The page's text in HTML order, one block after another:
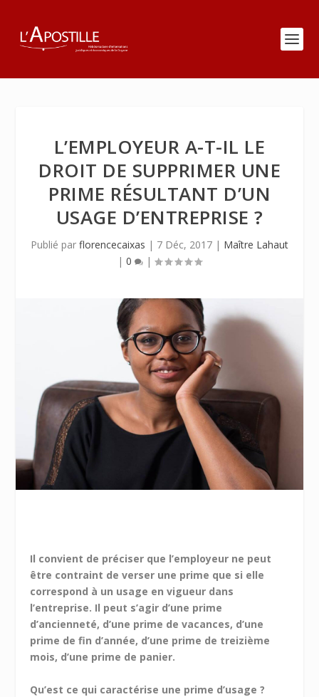
L’EMPLOYEUR A-T-IL LE
DROIT DE SUPPRIMER UNE
PRIME RÉSULTANT D’UN
USAGE D’ENTREPRISE ?
Publié par florencecaixas | 7 Déc, 2017 | Maître Lahaut
| 0 |
Il convient de préciser que l’employeur ne peut
être contraint de verser une prime que si elle
correspond à un usage en vigueur dans
l’entreprise. Il peut s’agir d’une prime
d’ancienneté, d’une prime de vacances, d’une
prime de fin d’année, d’une prime de treizième
mois, d’une prime de panier.
Qu’est ce qui caractérise une prime d’usage ?